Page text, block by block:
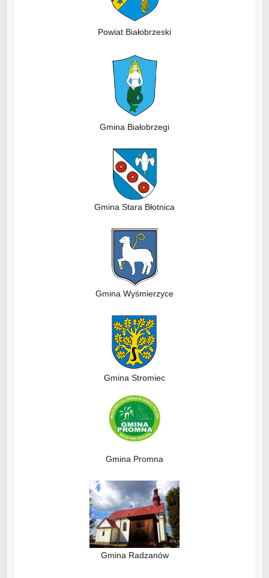
Powiat Białobrzeski
Gmina Białobrzegi
Gmina Stara Błotnica
Gmina Wyśmierzyce
Gmina Stromiec
Gmina Promna
Gmina Radzanów